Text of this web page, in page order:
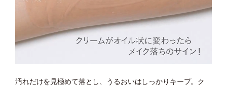
汚れだけを見極めて落とし、うるおいはしっかりキープ。 ク